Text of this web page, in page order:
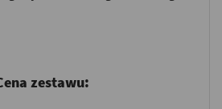
zestawu: